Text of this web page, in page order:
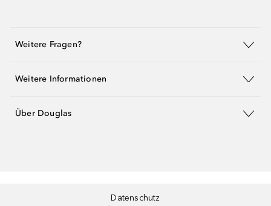
Weitere Fragen?
Weitere Informationen
Über Douglas
Datenschutz